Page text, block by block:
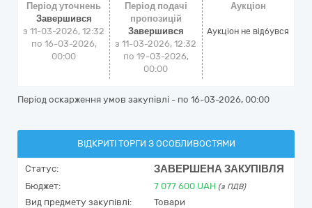
Період уточнень
Завершився
з 11-03-2026, 12:32
по 16-03-2026,
00:00
Період подачі
пропозицій
Завершився
з 11-03-2026, 12:32
по 19-03-2026,
00:00
Аукціон
Аукціон не відбувся
Період оскарження умов закупівлі - по 16-03-2026, 00:00
ВІДКРИТІ ТОРГИ З ОСОБЛИВОСТЯМИ
Статус: ЗАВЕРШЕНА ЗАКУПІВЛЯ
Бюджет: 7 077 600 UAH (з ПДВ)
Вид предмету закупівлі:
Товари